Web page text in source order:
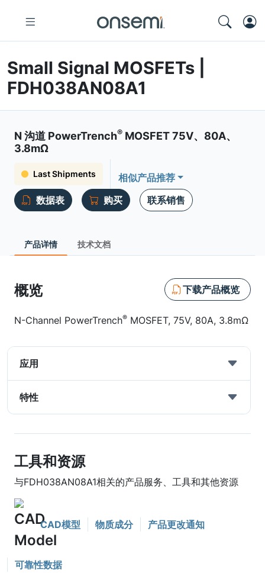
Small Signal MOSFETs |
FDH038AN08A1
N 沟道 PowerTrench® MOSFET 75V、80A、
3.8mΩ
Last Shipments
相似产品推荐
数据表
购买 联系销售
产品详情 技术文档
概览 下载产品概览
N-Channel PowerTrench® MOSFET, 75V, 80A, 3.8mΩ
应用
特性
工具和资源
与FDH038AN08A1相关的产品服务、工具和其他资源
CAD模型 物质成分 产品更改通知
可靠性数据